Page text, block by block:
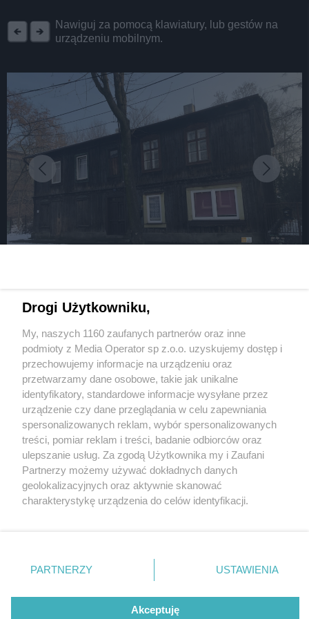
Nawiguj za pomocą klawiatury, lub gestów na
urządzeniu mobilnym.
fikcja, a w planie rewitalizacji wcale nie chodzi o
rewitalizację? Rozmowa z Pawłem Piotrowskim –
członkiem komitetu ze strony społecznej
6 / 6
Sosnowiec-Pogoń. Ulica
Floriańska. „Kamienica” z
drewna. 15 stycznia 2026.
Wróć do artykułu:
członkiem komitetu ze strony społecznej
Wydawca mediów lokalnych
Nie zapomnij
zapoznać się z:
polityką prywatności
Twojemiasto
Piekary Śląskie
Chorzów
Tarnowskie Góry
Gliwice
Skontakuj sięz nami
Kontakt
Redakcja
Newsletter
Drogi Użytkowniku,
My, naszych 1160 zaufanych partnerów oraz inne
podmioty z Media Operator sp z.o.o. uzyskujemy dostęp i
przechowujemy informacje na urządzeniu oraz
przetwarzamy dane osobowe, takie jak unikalne
identyfikatory, standardowe informacje wysyłane przez
urządzenie czy dane przeglądania w celu zapewniania
spersonalizowanych reklam, wybór spersonalizowanych
treści, pomiar reklam i treści, badanie odbiorców oraz
ulepszanie usług. Za zgodą Użytkownika my i Zaufani
Partnerzy możemy używać dokładnych danych
geolokalizacyjnych oraz aktywnie skanować
charakterystykę urządzenia do celów identyfikacji.
zmienić/wycofać klikając przycisk ustawień prywatności
znajdujący się w lewym dolnym rogu strony
rodzaje przetwarzania danych nie wymagają zgody
użytkownika, ale masz prawo sprzeciwić się takiemu
PARTNERZY USTAWIENIA
Akceptuję